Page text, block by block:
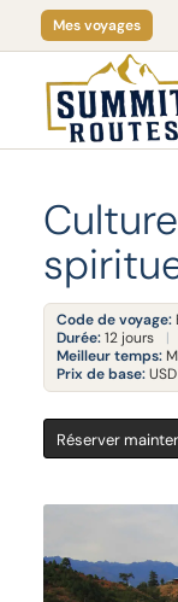
Mes voyages
Code de voyage:
Durée:12 jours
Meilleur temps:
Prix de base:
Réserver